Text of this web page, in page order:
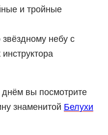
и тройные
небу с
вы посмотрите
знаменитой Белухи